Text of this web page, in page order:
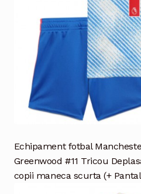
Echipament fotbal
Greenwood #11 Tricou
copii maneca scurta (+